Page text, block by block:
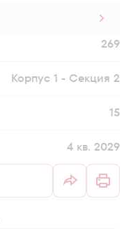
269
Корпус 1 - Секция 2
15
4 кв. 2029